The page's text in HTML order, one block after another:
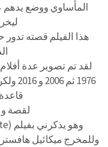
المأساوي ووضع
هذا الفيلم قصته تدور
لقد تم تصوير عدة
1976
لقصة